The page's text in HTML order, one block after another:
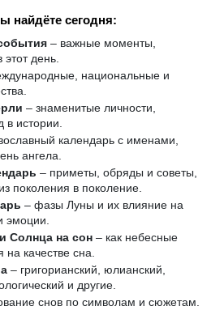
найдёте сегодня:
– важные моменты,
день.
национальные и
– знаменитые личности,
в истории.
календарь с именами,
ангела.
– приметы, обряды и советы,
поколения в поколение.
– фазы Луны и их влияние на
эмоции.
Солнца на сон – как небесные
на качестве сна.
– григорианский, юлианский,
и другие.
снов по символам и сюжетам.